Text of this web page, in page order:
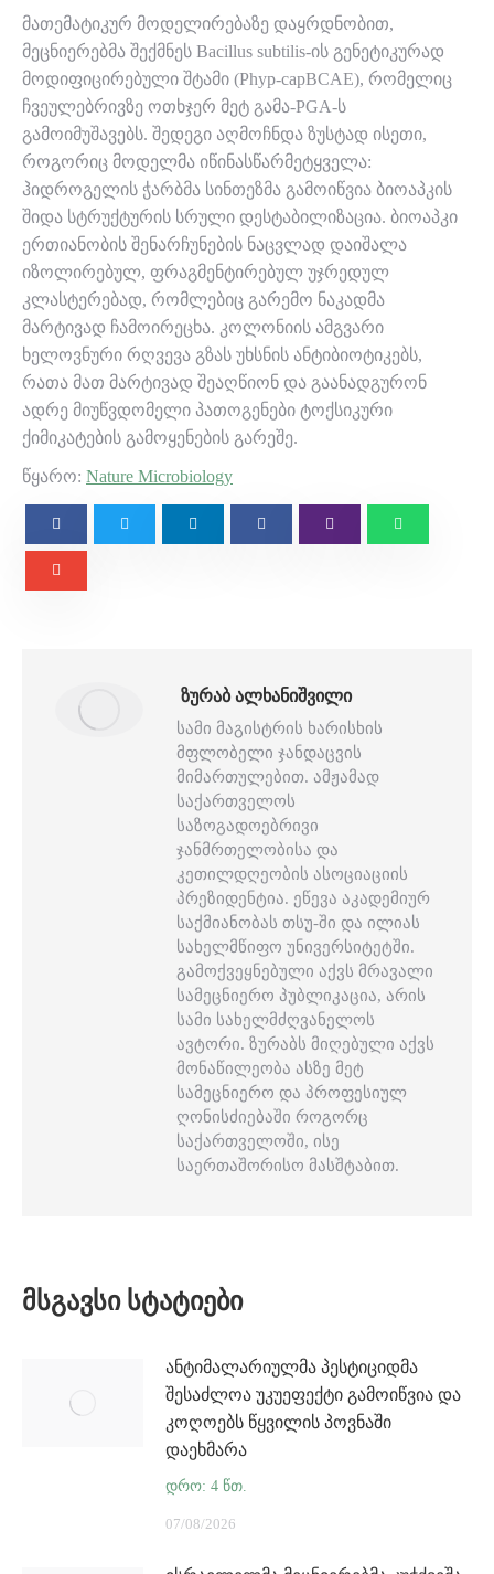
მათემატიკურ მოდელირებაზე დაყრდნობით,
მეცნიერებმა შექმნეს Bacillus subtilis-ის გენეტიკურად
მოდიფიცირებული შტამი (Phyp-capBCAE), რომელიც
ჩვეულებრივზე ოთხჯერ მეტ გამა-PGA-ს
გამოიმუშავებს. შედეგი აღმოჩნდა ზუსტად ისეთი,
როგორიც მოდელმა იწინასწარმეტყველა:
ჰიდროგელის ჭარბმა სინთეზმა გამოიწვია ბიოაპკის
შიდა სტრუქტურის სრული დესტაბილიზაცია. ბიოაპკი
ერთიანობის შენარჩუნების ნაცვლად დაიშალა
იზოლირებულ, ფრაგმენტირებულ უჯრედულ
კლასტერებად, რომლებიც გარემო ნაკადმა
მარტივად ჩამოირეცხა. კოლონიის ამგვარი
ხელოვნური რღვევა გზას უხსნის ანტიბიოტიკებს,
რათა მათ მარტივად შეაღწიონ და გაანადგურონ
ადრე მიუწვდომელი პათოგენები ტოქსიკური
ქიმიკატების გამოყენების გარეშე.
წყარო: Nature Microbiology
ᲖᲣᲠᲐᲑ ᲐᲚᲮᲐᲜᲘᲨᲕᲘᲚᲘ
სამი მაგისტრის ხარისხის
მფლობელი ჯანდაცვის
მიმართულებით. ამჟამად
საქართველოს
საზოგადოებრივი
ჯანმრთელობისა და
კეთილდღეობის ასოციაციის
პრეზიდენტია. ეწევა აკადემიურ
საქმიანობას თსუ-ში და ილიას
სახელმწიფო უნივერსიტეტში.
გამოქვეყნებული აქვს მრავალი
სამეცნიერო პუბლიკაცია, არის
სამი სახელმძღვანელოს
ავტორი. ზურაბს მიღებული აქვს
მონაწილეობა ასზე მეტ
სამეცნიერო და პროფესიულ
ღონისძიებაში როგორც
საქართველოში, ისე
საერთაშორისო მასშტაბით.
ᲛᲡᲒᲐᲕᲡᲘ ᲡᲢᲐᲢᲘᲔᲑᲘ
ანტიმალარიულმა პესტიციდმა
შესაძლოა უკუეფექტი გამოიწვია და
კოღოებს წყვილის პოვნაში
დაეხმარა
07/08/2026